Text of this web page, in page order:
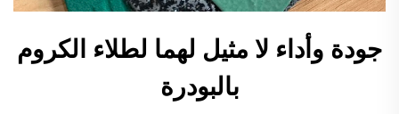
جودة وأداء لا مثيل لهما لطلاء الكروم
بالبودرة